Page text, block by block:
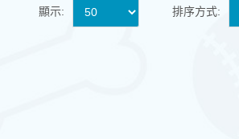
排序方式:
顯示: